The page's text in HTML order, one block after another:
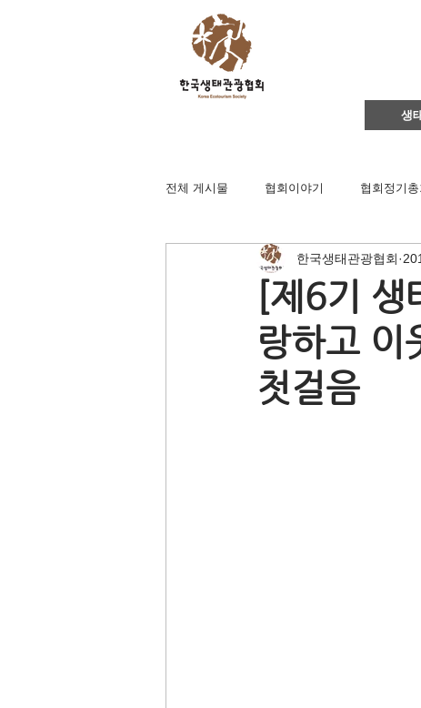
생
전체 게시물 협회이야기 협회정기총
영주댐바로알기 생태문화교실
이벤트 지역컨설팅
후원회원 가입신청
[제6기 생
랑하고 이
첫걸음
한국생태관광협회